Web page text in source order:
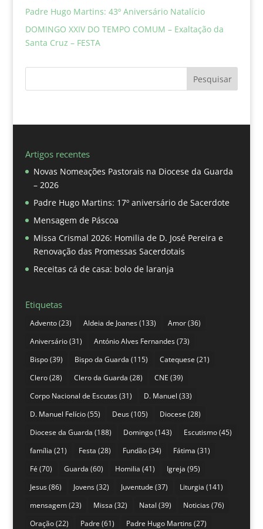
Padre Hugo Martins: 43º Aniversário Natalício
DOMINGO XXIV DO TEMPO COMUM – Exaltação da
Santa Cruz – FESTA
Pesquisar
Artigos recentes
Novas Nomeações Pastorais na Diocese da Guarda
– 2026
Padre Hugo Martins: 17º aniversário de Sacerdote
Mensagem de Páscoa
Missa Crismal 2026: Homilia de D. José Pereira e
Renovação das Promessas Sacerdotais
Receitas cá de casa: bolo de laranja
Etiquetas
Advento(23) Aldeia de Joanes(133) Amor(36)
Aniversário(31) António Alves Fernandes(73)
Bispo(39) Bispo da Guarda (115) Catequese (21)
Clero(28) Clero da Guarda (28) CNE (39)
Corpo Nacional de Escutas(31) D. Manuel (33)
D. Manuel Felício(55) Deus(105) Diocese (28)
Diocese da Guarda (188) Domingo(143) Escutismo(45)
família (21) Festa (28) Fundão(34) Fátima (31)
Fé (70) Guarda (60) Homilia (41) Igreja (95)
Jesus(86) Jovens(32) Juventude (37) Liturgia (141)
mensagem(23) Missa (32) Natal (39) Noticias(76)
Oração(22) Padre (61) Padre Hugo Martins(27)